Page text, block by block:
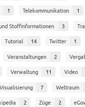
1 Telekommunikation 1
Stoffinformationen 3
Tutorial 14 Twitter 1
Veranstaltungen 2
Verwaltung 11 Video
Visualisierung 7 Weltraum
2 Züge 2